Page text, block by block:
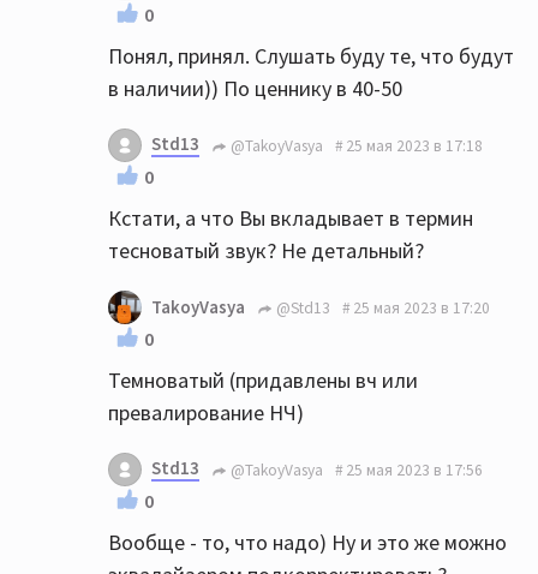
0
Понял, принял. Слушать буду те, что будут
в наличии)) По ценнику в 40-50
Std13 @TakoyVasya 25 мая 2023 в 17:18
0
Кстати, а что Вы вкладывает в термин
тесноватый звук? Не детальный?
TakoyVasya @Std13 25 мая 2023 в 17:20
0
Темноватый (придавлены вч или
превалирование НЧ)
Std13 @TakoyVasya 25 мая 2023 в 17:56
0
Вообще - то, что надо) Ну и это же можно